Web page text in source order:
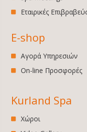
Εταιρικές
E-shop
Αγορά Υπηρεσιών
On-line Προσφορές
Kurland Spa
Χώροι